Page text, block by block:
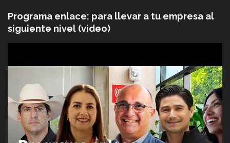
Programa enlace: para llevar a tu empresa al
siguiente nivel (video)